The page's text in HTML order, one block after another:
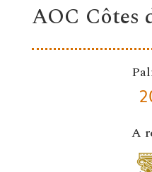
AOC Côtes
A